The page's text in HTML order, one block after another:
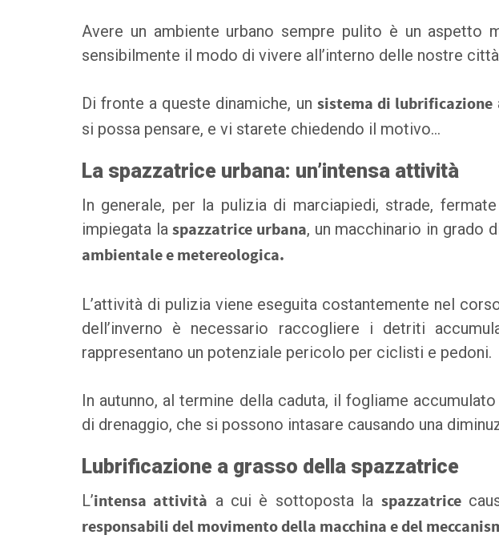
Avere un ambiente urbano sempre pulito è un aspetto
sensibilmente il modo di vivere all’interno delle nostre
Di fronte a queste dinamiche, un sistema di lubrificazione
si possa pensare, e vi starete chiedendo il motivo…
La spazzatrice urbana: un’intensa attività
In generale, per la pulizia di marciapiedi, strade,
impiegata laspazzatrice urbana, un macchinario in grado
ambientale e metereologica.
L’attività di pulizia viene eseguita costantemente nel
dell’inverno è necessario raccogliere i detriti
rappresentano un potenziale pericolo per ciclisti e pedoni.
In autunno, al termine della caduta, il fogliame
di drenaggio, che si possono intasare causando una
Lubrificazione a grasso della spazzatrice
L’intensa attività a cui è sottoposta la spazzatrice
responsabili del movimento della macchina e del